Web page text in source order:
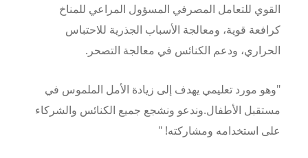
القوي للتعامل المصرفي المسؤول المراعي للمناخ
كرافعة قوية، ومعالجة الأسباب الجذرية للاحتباس
الحراري، ودعم الكنائس في معالجة التصحر.
"وهو مورد تعليمي يهدف إلى زيادة الأمل الملموس في
مستقبل الأطفال.وندعو ونشجع جميع الكنائس والشركاء
على استخدامه ومشاركته! "